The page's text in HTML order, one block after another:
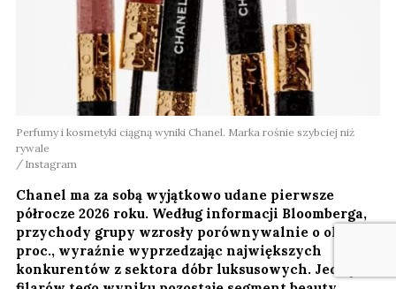
Perfumy i kosmetyki ciągną wyniki Chanel. Marka rośnie szybciej niż
rywale
Instagram
Chanel ma za sobą wyjątkowo udane pierwsze
półrocze 2026 roku. Według informacji Bloomberga,
przychody grupy wzrosły porównywalnie o około 16
proc., wyraźnie wyprzedzając największych
konkurentów z sektora dóbr luksusowych. Jednym z